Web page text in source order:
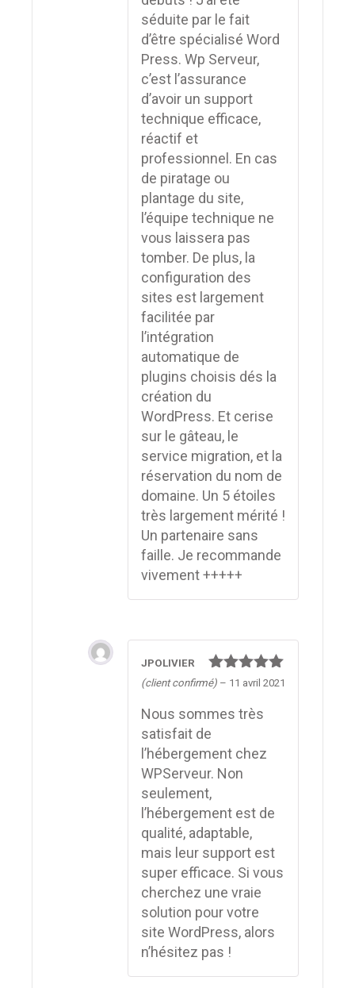
séduite par le fait
d’être spécialisé Word
Press. Wp Serveur,
c’est l’assurance
d’avoir un support
technique efficace,
réactif et
professionnel. En cas
de piratage ou
plantage du site,
l’équipe technique ne
vous laissera pas
tomber. De plus, la
configuration des
sites est largement
facilitée par
l’intégration
automatique de
plugins choisis dés la
création du
WordPress. Et cerise
sur le gâteau, le
service migration, et la
réservation du nom de
domaine. Un 5 étoiles
très largement mérité !
Un partenaire sans
faille. Je recommande
vivement +++++
Note 5sur
JPOLIVIER
(client confirmé) – 11 avril 2021
Nous sommes très
satisfait de
l’hébergement chez
WPServeur. Non
seulement,
l’hébergement est de
qualité, adaptable,
mais leur support est
super efficace. Si vous
cherchez une vraie
solution pour votre
site WordPress, alors
n’hésitez pas !